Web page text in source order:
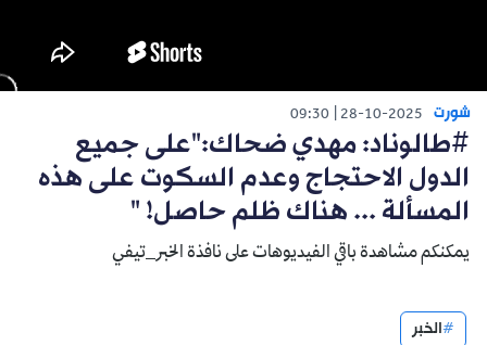
شورت 28-10-2025
09:30
#طالوناد: مهدي ضحاك:"على جميع
الدول الاحتجاج وعدم السكوت على هذه
المسألة ... هناك ظلم حاصل! "
يمكنكم مشاهدة باقي الفيديوهات على نافذة الخبر_تيفي
الخبر